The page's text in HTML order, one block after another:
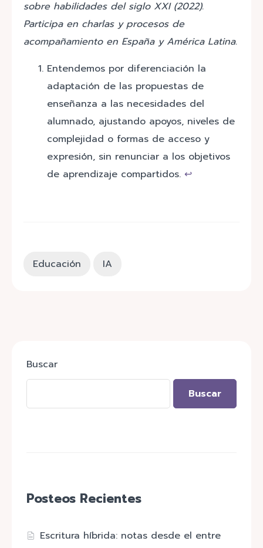
sobre habilidades del siglo XXI (2022).
Participa en charlas y procesos de
acompañamiento en España y América Latina.
Entendemos por diferenciación la
adaptación de las propuestas de
enseñanza a las necesidades del
alumnado, ajustando apoyos, niveles de
complejidad o formas de acceso y
expresión, sin renunciar a los objetivos
de aprendizaje compartidos. ↩︎
Educación IA
Buscar
Buscar
Posteos Recientes
Escritura híbrida: notas desde el entre